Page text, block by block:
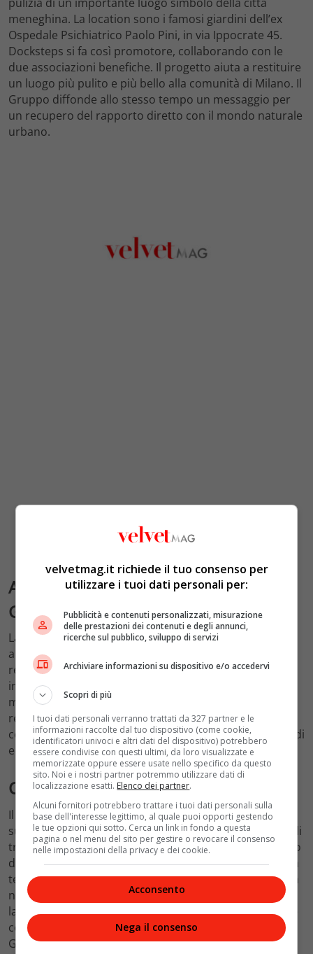
meneghina. La location sono i famosi giardini dell’ex
Ospedale Psichiatrico Paolo Pini, in via Ippocrate 45.
Docksteps si fa così promotore, collaborando con le
due associazioni benefiche. Il progetto aiuta a restituire
un luogo più pulito e più bello alla comunità di Milano. Il
Gruppo diffonde allo stesso tempo un messaggio per
un recupero del rapporto diretto con il mondo naturale
urbano.
Automobili Lamborghini per la
Giornata Internazionale della Terra
La casa bolognese Automobili Lamborghini presenta
all’interno della collezione PE 2021 una field jacket
realizzata in un tessuto di ultima generazione. Un
innovativo poliestere ricavato dalla fermentazione del
mais che garantisce ottime performance in termini di
resistenza, brillantezza, elasticità e comfort. Al
contempo contribuisce alla diminuzione del consumo di
energia e a una riduzione delle emissioni di CO2.
Cividini e la capsule Wow
Il lavoro diCividiniè da sempre incentrato
sull’importanza di mantenere vive le tecniche artigianali
tradizionali, utilizzando lavorazioni inedite che nascono
dal savoir fair manuale e danno vita a capi luxury senza
tempo. Un approccio già di per sé sostenibile che trova
nella relazione orizzontale con le maestranze artigiane
la sua sublimazione e nellacollezione WOW. La capsule
collection uomo e donna realizzata in occasione della
Giornata Internazionale della Terra è injersey e in
velvetmag.it richiede il tuo consenso per
utilizzare i tuoi dati personali per:
Pubblicità e contenuti personalizzati, misurazione
delle prestazioni dei contenuti e degli annunci,
ricerche sul pubblico, sviluppo di servizi
Archiviare informazioni su dispositivo e/o accedervi
Scopri di più
I tuoi dati personali verranno trattati da 327 partner e le
informazioni raccolte dal tuo dispositivo (come cookie,
identificatori univoci e altri dati del dispositivo) potrebbero
essere condivise con questi ultimi, da loro visualizzate e
memorizzate oppure essere usate nello specifico da questo
sito. Noi e i nostri partner potremmo utilizzare dati di
localizzazione esatti. Elenco dei partner.
Alcuni fornitori potrebbero trattare i tuoi dati personali sulla
base dell'interesse legittimo, al quale puoi opporti gestendo
le tue opzioni qui sotto. Cerca un link in fondo a questa
pagina o nel menu del sito per gestire o revocare il consenso
nelle impostazioni della privacy e dei cookie.
Acconsento
Nega il consenso